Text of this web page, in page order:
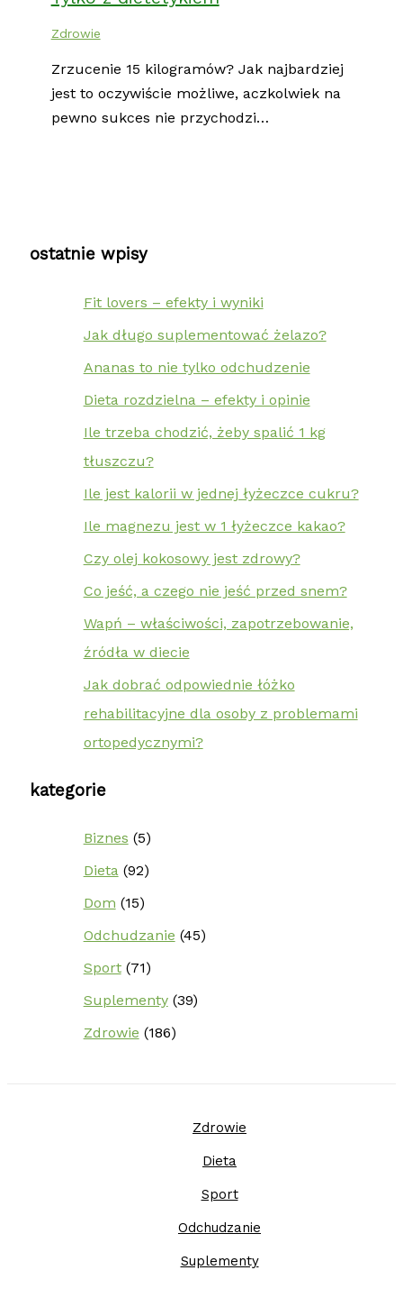
Zdrowie
Zrzucenie 15 kilogramów? Jak najbardziej
jest to oczywiście możliwe, aczkolwiek na
pewno sukces nie przychodzi…
ostatnie wpisy
Fit lovers – efekty i wyniki
Jak długo suplementować żelazo?
Ananas to nie tylko odchudzenie
Dieta rozdzielna – efekty i opinie
Ile trzeba chodzić, żeby spalić 1 kg
tłuszczu?
Ile jest kalorii w jednej łyżeczce cukru?
Ile magnezu jest w 1 łyżeczce kakao?
Czy olej kokosowy jest zdrowy?
Co jeść, a czego nie jeść przed snem?
Wapń – właściwości, zapotrzebowanie,
źródła w diecie
Jak dobrać odpowiednie łóżko
rehabilitacyjne dla osoby z problemami
ortopedycznymi?
kategorie
Biznes (5)
Dieta(92)
Dom (15)
Odchudzanie (45)
Sport(71)
Suplementy(39)
Zdrowie (186)
Zdrowie
Dieta
Sport
Odchudzanie
Suplementy